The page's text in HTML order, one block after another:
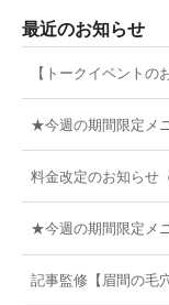
最近のお知らせ
【トークイベントの
★今週の期間限定メ
料金改定のお知らせ
★今週の期間限定メ
記事監修【眉間の毛